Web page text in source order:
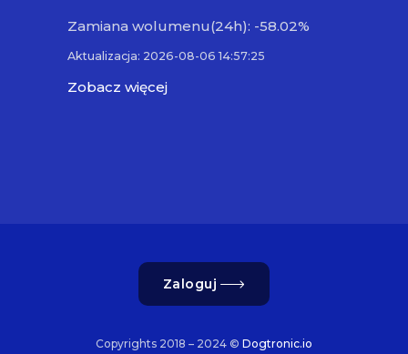
Zamiana wolumenu(24h): -58.02%
Aktualizacja: 2026-08-06 14:57:25
Zobacz więcej
Zaloguj
Copyrights 2018 – 2024 © Dogtronic.io